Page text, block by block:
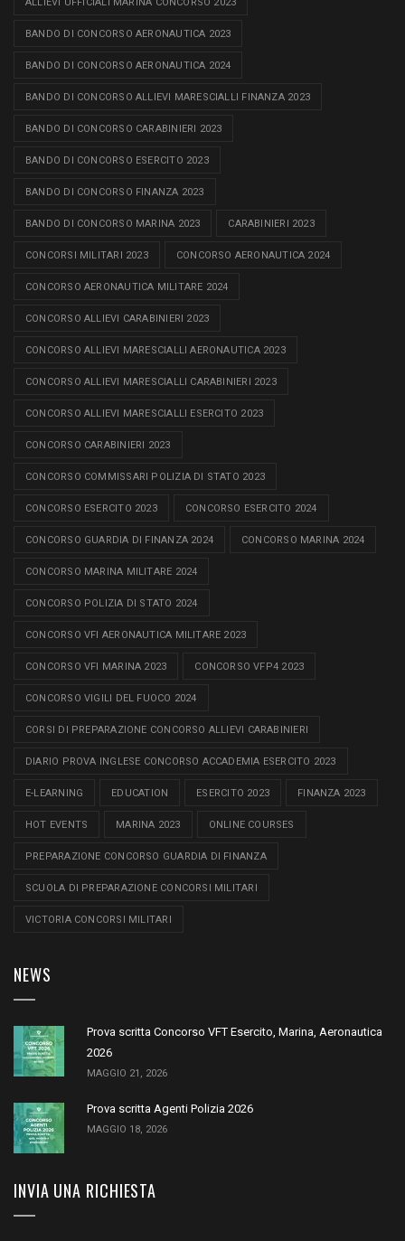
BANDO DI CONCORSO AERONAUTICA 2023
BANDO DI CONCORSO AERONAUTICA 2024
BANDO DI CONCORSO ALLIEVI MARESCIALLI FINANZA 2023
BANDO DI CONCORSO CARABINIERI 2023
BANDO DI CONCORSO ESERCITO 2023
BANDO DI CONCORSO FINANZA 2023
BANDO DI CONCORSO MARINA 2023 CARABINIERI 2023
CONCORSI MILITARI 2023 CONCORSO AERONAUTICA 2024
CONCORSO AERONAUTICA MILITARE 2024
CONCORSO ALLIEVI CARABINIERI 2023
CONCORSO ALLIEVI MARESCIALLI AERONAUTICA 2023
CONCORSO ALLIEVI MARESCIALLI CARABINIERI 2023
CONCORSO ALLIEVI MARESCIALLI ESERCITO 2023
CONCORSO CARABINIERI 2023
CONCORSO COMMISSARI POLIZIA DI STATO 2023
CONCORSO ESERCITO 2023 CONCORSO ESERCITO 2024
CONCORSO GUARDIA DI FINANZA 2024 CONCORSO MARINA 2024
CONCORSO MARINA MILITARE 2024
CONCORSO POLIZIA DI STATO 2024
CONCORSO VFI AERONAUTICA MILITARE 2023
CONCORSO VFI MARINA 2023 CONCORSO VFP4 2023
CONCORSO VIGILI DEL FUOCO 2024
CORSI DI PREPARAZIONE CONCORSO ALLIEVI CARABINIERI
DIARIO PROVA INGLESE CONCORSO ACCADEMIA ESERCITO 2023
E-LEARNING EDUCATION ESERCITO 2023 FINANZA 2023
HOT EVENTS MARINA 2023 ONLINE COURSES
PREPARAZIONE CONCORSO GUARDIA DI FINANZA
SCUOLA DI PREPARAZIONE CONCORSI MILITARI
VICTORIA CONCORSI MILITARI
NEWS
Prova scritta Concorso VFT Esercito, Marina, Aeronautica
2026
MAGGIO 21, 2026
Prova scritta Agenti Polizia 2026
MAGGIO 18, 2026
INVIA UNA RICHIESTA